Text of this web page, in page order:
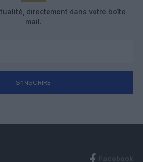
directement dans votre boîte
mail.
S'INSCRIRE